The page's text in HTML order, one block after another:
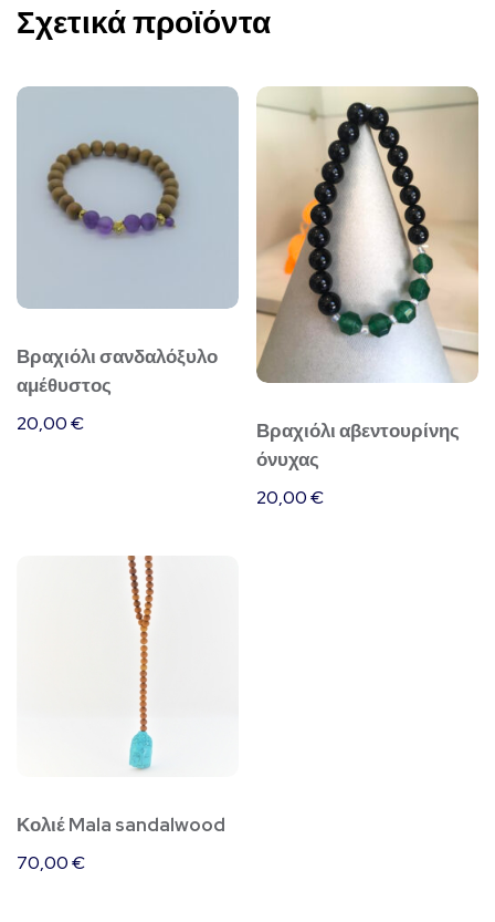
Σχετικά προϊόντα
Βραχιόλι σανδαλόξυλο
αμέθυστος
20,00€
Βραχιόλι αβεντουρίνης
όνυχας
20,00€
Κολιέ Mala sandalwood
70,00€